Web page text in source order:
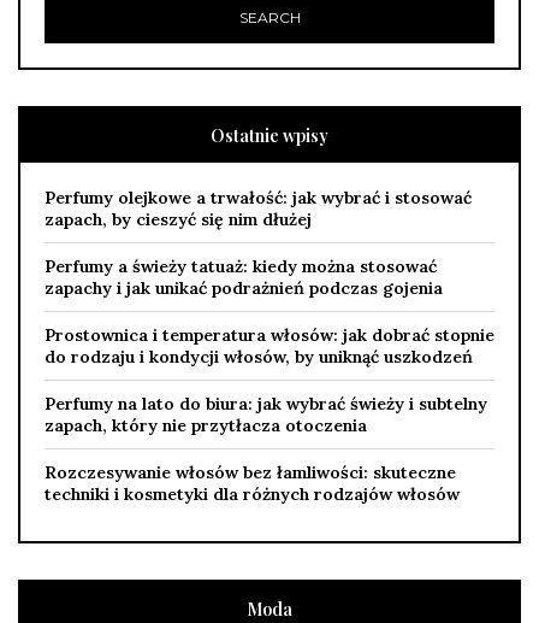
Ostatnie wpisy
Perfumy olejkowe a trwałość: jak wybrać i stosować
zapach, by cieszyć się nim dłużej
Perfumy a świeży tatuaż: kiedy można stosować
zapachy i jak unikać podrażnień podczas gojenia
Prostownica i temperatura włosów: jak dobrać stopnie
do rodzaju i kondycji włosów, by uniknąć uszkodzeń
Perfumy na lato do biura: jak wybrać świeży i subtelny
zapach, który nie przytłacza otoczenia
Rozczesywanie włosów bez łamliwości: skuteczne
techniki i kosmetyki dla różnych rodzajów włosów
Moda